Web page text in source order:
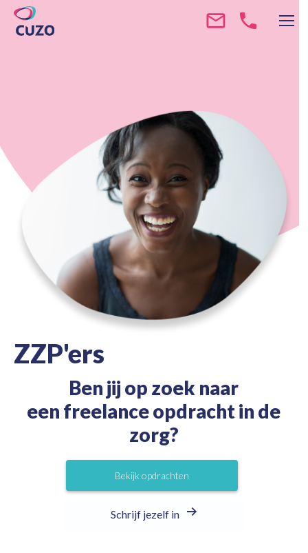
ZZP'ers
Ben jij op zoek naar
een freelance opdracht in de
zorg?
Bekijk opdrachten
Schrijf jezelf in